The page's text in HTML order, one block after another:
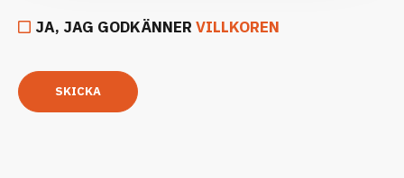
JA, JAG GODKÄNNER VILLKOREN
SKICKA